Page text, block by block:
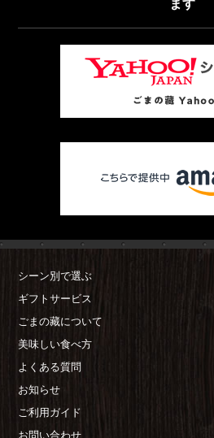
ます
シーン別で選ぶ
ギフトサービス
ごまの藏について
美味しい食べ方
よくある質問
お知らせ
ご利用ガイド
お問い合わせ